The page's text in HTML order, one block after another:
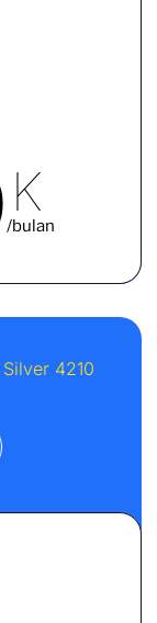
K
/bulan
Silver 4210